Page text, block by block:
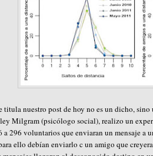
nuestro post de hoy no es un dicho,
Milgram (psicólogo social), realizo un
296 voluntarios que enviaran un mensaje a
ello debían enviarlo c un amigo que